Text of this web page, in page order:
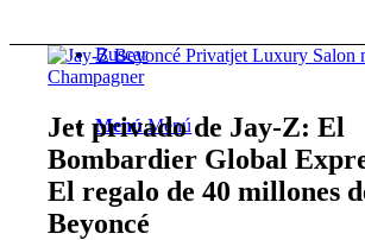
Buscar
Menú Menú
Jet privado de Jay-Z: El
Bombardier Global
El regalo de 40 millones
Beyoncé